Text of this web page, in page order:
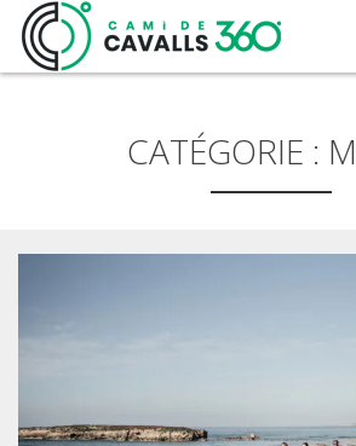
MENORCA
UN CHEMIN CHARGÉ D’HISTOIRE
CATÉGORIE :